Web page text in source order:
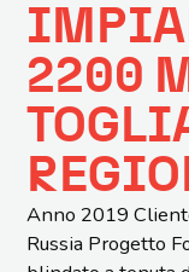
2200
Anno 2019
Russia Progetto